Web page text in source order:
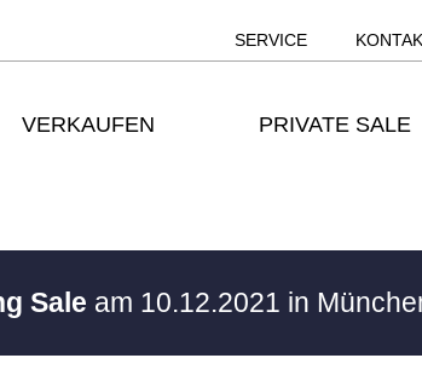
SERVICE
VERKAUFEN PRIVATE SALE
Sale am 10.12.2021 in